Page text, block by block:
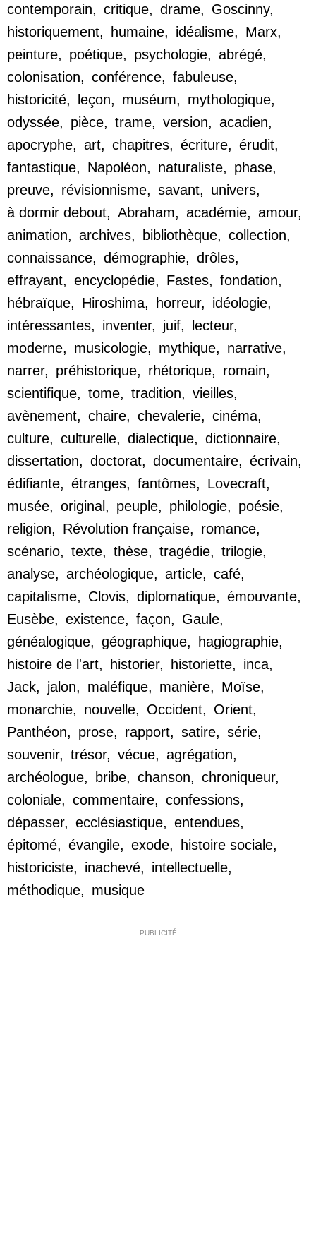
contemporain, critique, drame, Goscinny,
historiquement, humaine, idéalisme, Marx,
peinture, poétique, psychologie, abrégé,
colonisation, conférence, fabuleuse,
historicité, leçon, muséum, mythologique,
odyssée, pièce, trame, version, acadien,
apocryphe, art, chapitres, écriture, érudit,
fantastique, Napoléon, naturaliste, phase,
preuve, révisionnisme, savant, univers,
à dormir debout, Abraham, académie, amour,
animation, archives, bibliothèque, collection,
connaissance, démographie, drôles,
effrayant, encyclopédie, Fastes, fondation,
hébraïque, Hiroshima, horreur, idéologie,
intéressantes, inventer, juif, lecteur,
moderne, musicologie, mythique, narrative,
narrer, préhistorique, rhétorique, romain,
scientifique, tome, tradition, vieilles,
avènement, chaire, chevalerie, cinéma,
culture, culturelle, dialectique, dictionnaire,
dissertation, doctorat, documentaire, écrivain,
édifiante, étranges, fantômes, Lovecraft,
musée, original, peuple, philologie, poésie,
religion, Révolution française, romance,
scénario, texte, thèse, tragédie, trilogie,
analyse, archéologique, article, café,
capitalisme, Clovis, diplomatique, émouvante,
Eusèbe, existence, façon, Gaule,
généalogique, géographique, hagiographie,
histoire de l'art, historier, historiette, inca,
Jack, jalon, maléfique, manière, Moïse,
monarchie, nouvelle, Occident, Orient,
Panthéon, prose, rapport, satire, série,
souvenir, trésor, vécue, agrégation,
archéologue, bribe, chanson, chroniqueur,
coloniale, commentaire, confessions,
dépasser, ecclésiastique, entendues,
épitomé, évangile, exode, histoire sociale,
historiciste, inachevé, intellectuelle,
méthodique, musique
PUBLICITÉ